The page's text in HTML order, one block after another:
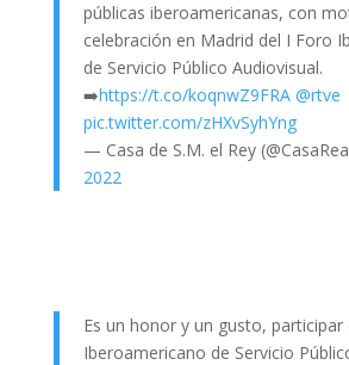
públicas iberoamericanas, con
celebración en Madrid del I Foro
de Servicio Público Audiovisual.
➡️https://t.co/koqnwZ9FRA @rtve
pic.twitter.com/zHXvSyhYng
— Casa de S.M. el Rey
2022
Es un honor y un gusto, participar
Iberoamericano de Servicio